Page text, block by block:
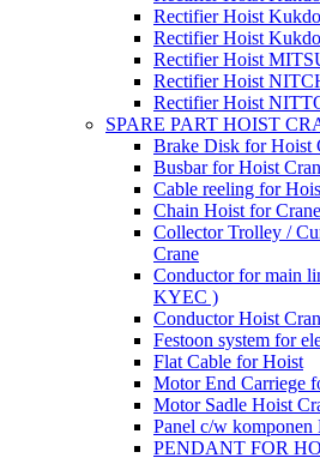
Rectifier Hoist
Rectifier Hoist
Rectifier Hoist
Rectifier Hoist
Rectifier Hoist
SPARE PART HOIST
Brake Disk for Hoist
Busbar for Hoist
Cable reeling for
Chain Hoist for Crane
Collector Trolley /
Crane
Conductor for main
KYEC )
Conductor Hoist
Festoon system for
Flat Cable for Hoist
Motor End Carriege
Motor Sadle Hoist
Panel c/w komponen
PENDANT FOR